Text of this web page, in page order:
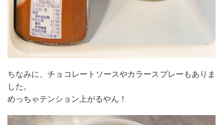
ちなみに、チョコレートソースやカラースプレーもありま
した。
めっちゃテンション上がるやん！